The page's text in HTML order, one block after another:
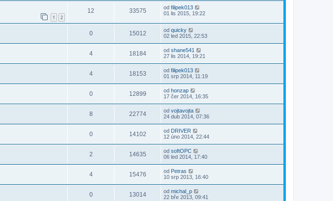
1 2
12 33575 od filipek013
01 lis 2015, 19:22
0 15012 od quicky
02 led 2015, 22:53
4 18184 od shane541
27 lis 2014, 19:21
4 18153 od filipek013
01 srp 2014, 11:19
0 12899 od honzap
17 čer 2014, 16:35
8 22774 od vojtavojta
24 dub 2014, 07:36
0 14102 od DRIVER
12 úno 2014, 22:44
2 14635 od softOPC
06 led 2014, 17:40
4 15476 od Petras
10 srp 2013, 16:40
0 13014 od michal_p
22 bře 2013, 09:41